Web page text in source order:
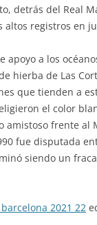
detrás del Real
registros en
apoyo a los
hierba de Las
que tienden a
el color
frente al
fue disputada
siendo un
2021 22